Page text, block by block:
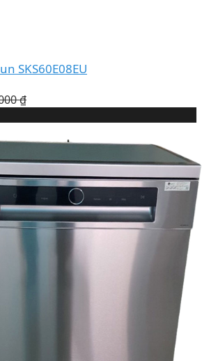
SKS60E08EU
₫